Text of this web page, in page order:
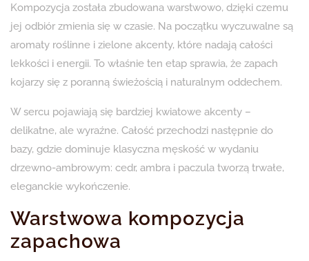
Kompozycja została zbudowana warstwowo, dzięki czemu
jej odbiór zmienia się w czasie. Na początku wyczuwalne są
aromaty roślinne i zielone akcenty, które nadają całości
lekkości i energii. To właśnie ten etap sprawia, że zapach
kojarzy się z poranną świeżością i naturalnym oddechem.
W sercu pojawiają się bardziej kwiatowe akcenty –
delikatne, ale wyraźne. Całość przechodzi następnie do
bazy, gdzie dominuje klasyczna męskość w wydaniu
drzewno-ambrowym: cedr, ambra i paczula tworzą trwałe,
eleganckie wykończenie.
Warstwowa kompozycja
zapachowa